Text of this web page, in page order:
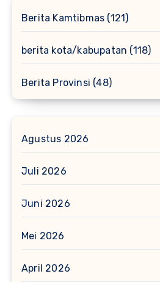
Berita Kamtibmas (121)
berita kota/kabupatan (118)
Berita Provinsi (48)
Agustus 2026
Juli 2026
Juni 2026
Mei 2026
April 2026